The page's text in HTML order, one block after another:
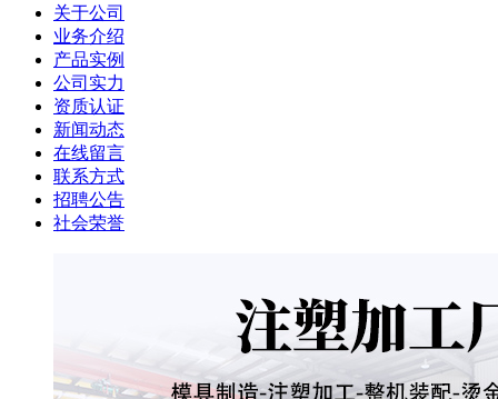
关于公司
业务介绍
产品实例
公司实力
资质认证
新闻动态
在线留言
联系方式
招聘公告
社会荣誉